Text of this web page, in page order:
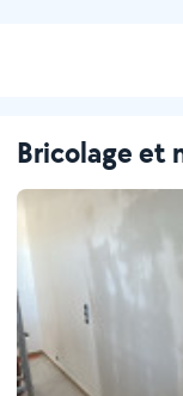
Bricolage et